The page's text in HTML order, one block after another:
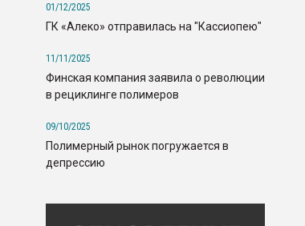
01/12/2025
ГК «Алеко» отправилась на "Кассиопею"
11/11/2025
Финская компания заявила о революции
в рециклинге полимеров
09/10/2025
Полимерный рынок погружается в
депрессию